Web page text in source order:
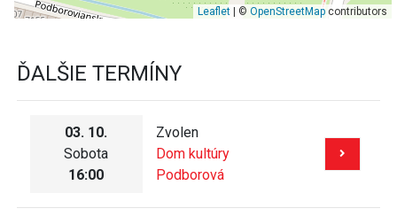
Leaflet| © OpenStreetMapcontributors
ĎALŠIE TERMÍNY
03. 10.
Sobota
16:00
Zvolen
Dom kultúry
Podborová